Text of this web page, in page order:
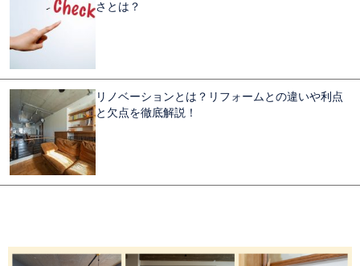
さとは？
リノベーションとは？リフォームとの違いや利点
と欠点を徹底解説！